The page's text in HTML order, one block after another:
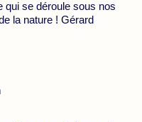
qui se déroule sous nos
la nature ! Gérard